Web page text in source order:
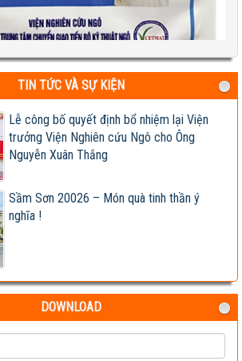
Test 2
04-08-2026 06:17:14 PM
TIN TỨC VÀ SỰ KIỆN
Lễ công bố quyết định bổ nhiệm lại Viện
trưởng Viện Nghiên cứu Ngô cho Ông
Nguyễn Xuân Thắng
Sầm Sơn 20026 – Món quà tinh thần ý
nghĩa !
DOWNLOAD